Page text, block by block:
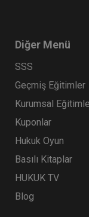
Diğer Menü
SSS
Geçmiş Eğitimler
Kurumsal
Kuponlar
Hukuk Oyun
Basılı Kitaplar
HUKUK TV
Blog